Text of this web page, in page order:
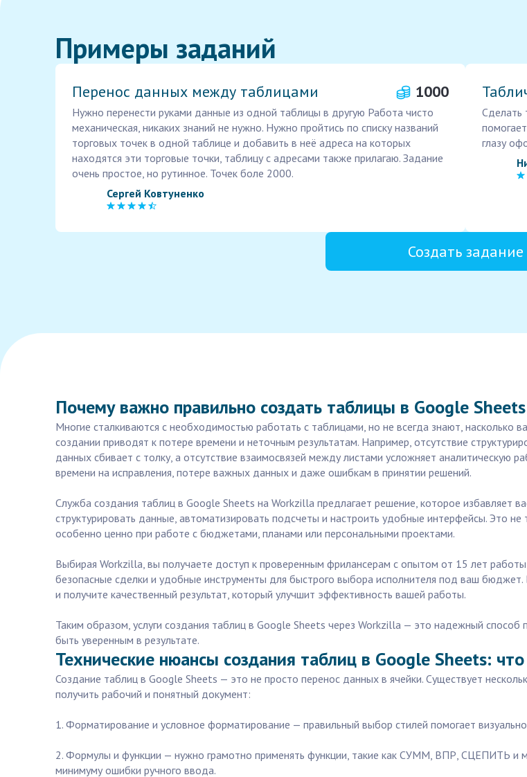
Примеры заданий
Перенос данных между таблицами 1000
Нужно перенести руками данные из одной таблицы в другую Работа чисто
механическая, никаких знаний не нужно. Нужно пройтись по списку названий
торговых точек в одной таблице и добавить в неё адреса на которых
находятся эти торговые точки, таблицу с адресами также прилагаю. Задание
очень простое, но рутинное. Точек боле 2000.
Сергей Ковтуненко
Сделать
глазу
Создать задание
Почему важно правильно создать таблицы в Google
Многие сталкиваются с необходимостью работать с таблицами, но не всегда знают, насколько
создании приводят к потере времени и неточным результатам. Например, отсутствие
данных сбивает с толку, а отсутствие взаимосвязей между листами усложняет аналитическую
времени на исправления, потере важных данных и даже ошибкам в принятии решений.
Служба создания таблиц в Google Sheets на Workzilla предлагает решение, которое избавляет
структурировать данные, автоматизировать подсчеты и настроить удобные интерфейсы. Это
особенно ценно при работе с бюджетами, планами или персональными проектами.
Выбирая Workzilla, вы получаете доступ к проверенным фрилансерам с опытом от 15 лет
безопасные сделки и удобные инструменты для быстрого выбора исполнителя под ваш
и получите качественный результат, который улучшит эффективность вашей работы.
Таким образом, услуги создания таблиц в Google Sheets через Workzilla — это надежный
быть уверенным в результате.
Технические нюансы создания таблиц в Google Sheets:
Создание таблиц в Google Sheets — это не просто перенос данных в ячейки. Существует
получить рабочий и понятный документ:
1. Форматирование и условное форматирование — правильный выбор стилей помогает
2. Формулы и функции — нужно грамотно применять функции, такие как СУММ, ВПР, СЦЕПИТЬ и
минимуму ошибки ручного ввода.